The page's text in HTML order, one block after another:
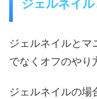
ジェルネイ
ジェルネイルとマ
でなくオフのやり
ジェルネイルの場